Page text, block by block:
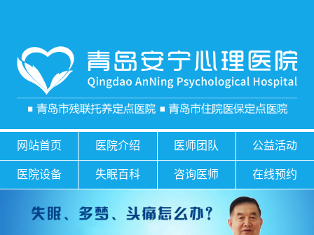
网站首页 医院介绍 医师团队 公益活动
医院设备 失眠百科 咨询医师 在线预约